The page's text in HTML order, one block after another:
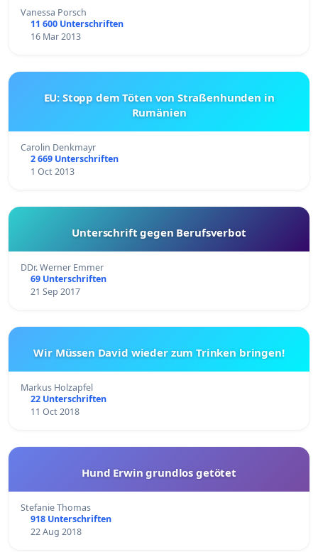
Vanessa Porsch
11 600 Unterschriften
16 Mar 2013
EU: Stopp dem Töten von Straßenhunden in
Rumänien
Carolin Denkmayr
2 669 Unterschriften
1 Oct 2013
Unterschrift gegen Berufsverbot
DDr. Werner Emmer
69 Unterschriften
21 Sep 2017
Wir Müssen David wieder zum Trinken bringen!
Markus Holzapfel
22 Unterschriften
11 Oct 2018
Hund Erwin grundlos getötet
Stefanie Thomas
918 Unterschriften
22 Aug 2018